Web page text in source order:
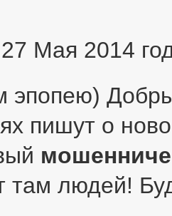
Мая 2014
эпопею)
пишут о
там людей!